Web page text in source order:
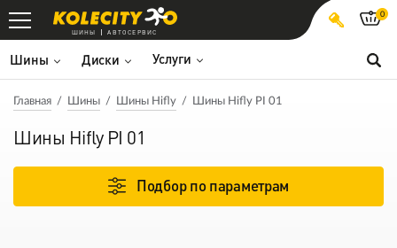
ШИНЫ АВТОСЕРВИС
Шины Диски Услуги
0
Главная Шины Шины Hifly Шины Hifly PI 01
Шины Hifly PI 01
Подбор по параметрам